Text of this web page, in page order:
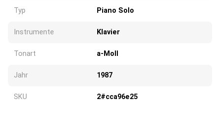
Typ Piano Solo
Instrumente Klavier
Tonart a-Moll
Jahr 1987
SKU 2#cca96e25